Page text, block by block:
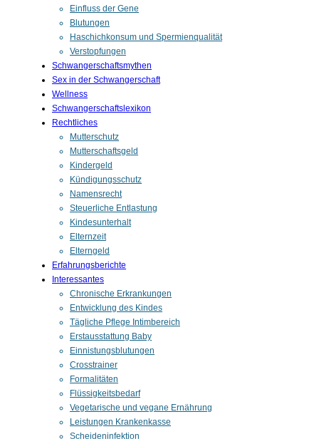
Einfluss der Gene
Blutungen
Haschichkonsum und Spermienqualität
Verstopfungen
Schwangerschaftsmythen
Sex in der Schwangerschaft
Wellness
Schwangerschaftslexikon
Rechtliches
Mutterschutz
Mutterschaftsgeld
Kindergeld
Kündigungsschutz
Namensrecht
Steuerliche Entlastung
Kindesunterhalt
Elternzeit
Elterngeld
Erfahrungsberichte
Interessantes
Chronische Erkrankungen
Entwicklung des Kindes
Tägliche Pflege Intimbereich
Erstausstattung Baby
Einnistungsblutungen
Crosstrainer
Formalitäten
Flüssigkeitsbedarf
Vegetarische und vegane Ernährung
Leistungen Krankenkasse
Scheideninfektion